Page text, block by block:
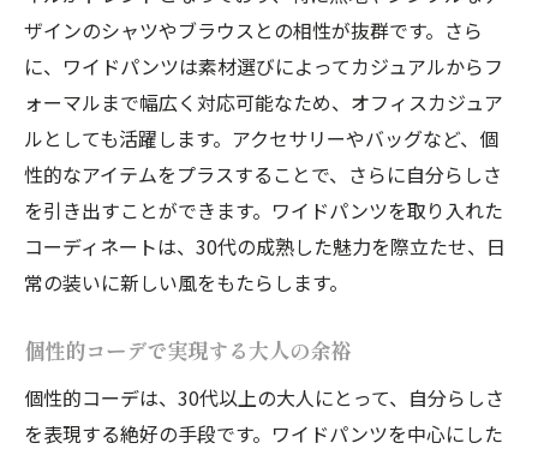
ザインのシャツやブラウスとの相性が抜群です。さら
に、ワイドパンツは素材選びによってカジュアルからフ
ォーマルまで幅広く対応可能なため、オフィスカジュア
ルとしても活躍します。アクセサリーやバッグなど、個
性的なアイテムをプラスすることで、さらに自分らしさ
を引き出すことができます。ワイドパンツを取り入れた
コーディネートは、30代の成熟した魅力を際立たせ、日
常の装いに新しい風をもたらします。
個性的コーデで実現する大人の余裕
個性的コーデは、30代以上の大人にとって、自分らしさ
を表現する絶好の手段です。ワイドパンツを中心にした